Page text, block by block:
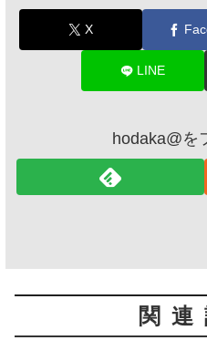
X
LINE
hodaka@を
関連